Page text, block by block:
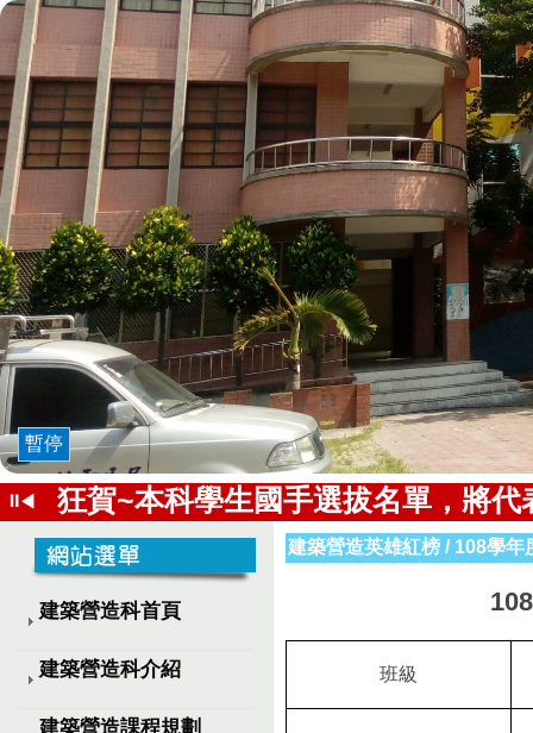
暫停
⏸◀
狂賀~本科學生國手選拔名單，將
第45屆國手選拔賽捷報!!!本
第48屆技能競賽決賽捷
技能中區賽捷報!!第48屆技能賽中
乙檢捷報!!!107學年
建築營造科首頁
建築營造科介紹
建築營造課程規劃
建築營造英雄紅榜 / 108學年
108
班級